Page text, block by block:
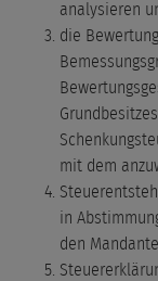
analysieren
die
mit dem
in
den